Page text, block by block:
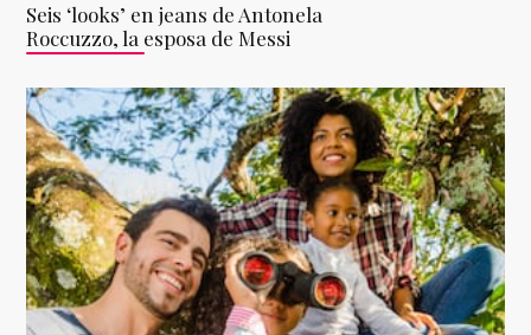
Seis ‘looks’ en jeans de Antonela
Roccuzzo, la esposa de Messi